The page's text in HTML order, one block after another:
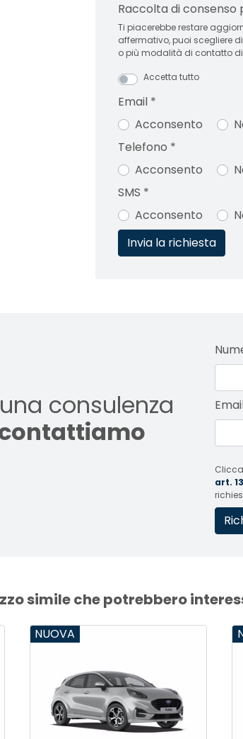
Raccolta di
Ti piacerebbe restare
affermativo, puoi scegliere
o più modalità di contatto
Accetta tutto
Email *
Acconsento
Telefono *
Acconsento
SMS *
Acconsento
consulenza
art.
simile che potrebbero
NUOVA